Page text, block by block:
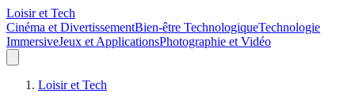
Loisir et Tech
Cinéma et DivertissementBien-être TechnologiqueTechnologie
ImmersiveJeux et ApplicationsPhotographie et Vidéo
Loisir et Tech